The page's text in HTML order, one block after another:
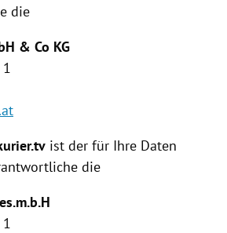
die
& Co KG
ist der für Ihre Daten
die